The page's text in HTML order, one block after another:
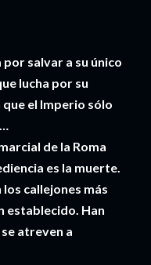
por salvar a su único
lucha por su
el Imperio sólo
de la Roma
es la muerte.
callejones más
establecido. Han
atreven a